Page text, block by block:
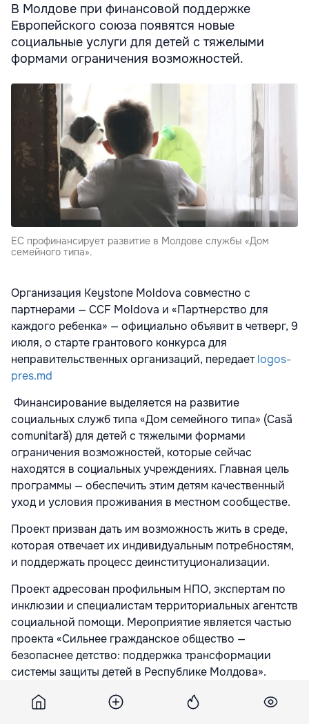
В Молдове при финансовой поддержке
Европейского союза появятся новые
социальные услуги для детей с тяжелыми
формами ограничения возможностей.
ЕС профинансирует развитие в Молдове службы «Дом
семейного типа».
Организация Keystone Moldova совместно с
партнерами — CCF Moldova и «Партнерство для
каждого ребенка» — официально объявит в четверг, 9
июля, о старте грантового конкурса для
неправительственных организаций, передаетlogos-
pres.md
Финансирование выделяется на развитие
социальных служб типа «Дом семейного типа» (Casă
comunitară) для детей с тяжелыми формами
ограничения возможностей, которые сейчас
находятся в социальных учреждениях. Главная цель
программы — обеспечить этим детям качественный
уход и условия проживания в местном сообществе.
Проект призван дать им возможность жить в среде,
которая отвечает их индивидуальным потребностям,
и поддержать процесс деинституционализации.
Проект адресован профильным НПО, экспертам по
инклюзии и специалистам территориальных агентств
социальной помощи. Мероприятие является частью
проекта «Сильнее гражданское общество —
безопаснее детство: поддержка трансформации
системы защиты детей в Республике Молдова».
на 2026–2029 годы превышает 2,1 млн евро.